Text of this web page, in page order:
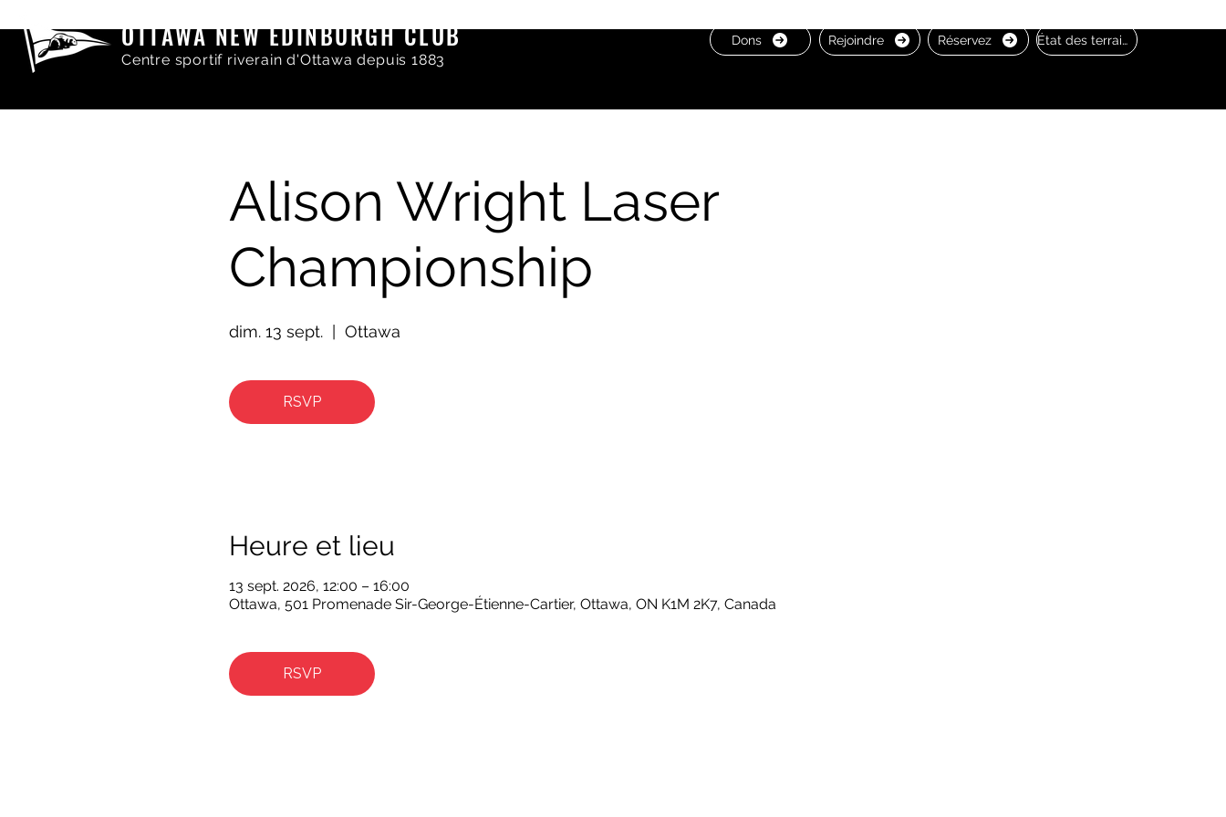
OTTAWA NEW EDINBURGH CLUB
Centre sportif riverain d'Ottawa depuis 1883
Dons Rejoindre Réservez État des terrains
Alison Wright Laser
Championship
dim. 13 sept.
  |
Ottawa
RSVP
Heure et lieu
13 sept. 2026, 12:00 – 16:00
Ottawa, 501 Promenade Sir-George-Étienne-Cartier, Ottawa, ON K1M 2K7, Canada
RSVP